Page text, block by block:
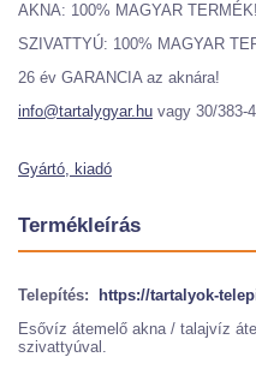
AKNA: 100% MAGYAR TERMÉK!
SZIVATTYÚ: 100% MAGYAR
26 év GARANCIA az aknára!
info@tartalygyar.hu vagy 30/383-
Gyártó, kiadó
Termékleírás
Telepítés:
https://tartalyok-
Esővíz átemelő akna / talajvíz
szivattyúval.